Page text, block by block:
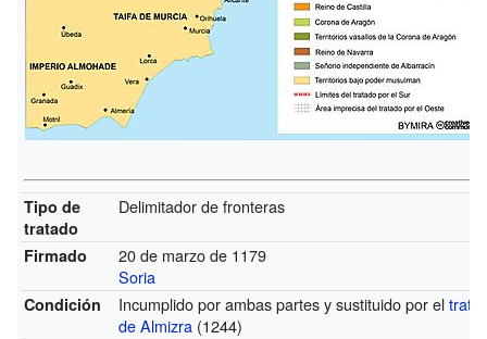
Tipo de
tratado
Delimitador de fronteras
Firmado
20 de marzo de 1179
Soria
Condición Incumplido por ambas partes y sustituido por el
de Almizra (1244)